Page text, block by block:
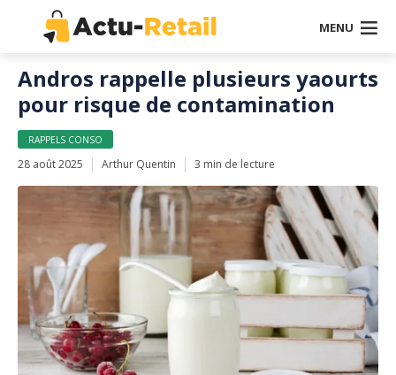
MENU
Andros rappelle plusieurs yaourts
pour risque de contamination
RAPPELS CONSO
28 août 2025 Arthur Quentin 3 min de lecture